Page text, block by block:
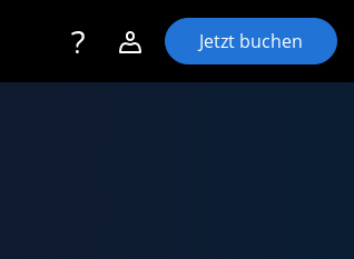
Toggle navigation
Account navigation
Jetzt buchen